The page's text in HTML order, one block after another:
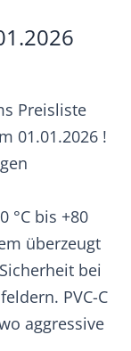
Preisliste
01.01.2026 !
°C bis +80
überzeugt
bei
PVC-C
aggressive